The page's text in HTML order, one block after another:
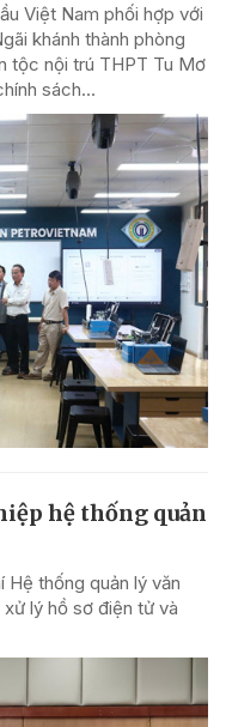
Việt Nam phối hợp với
khánh thành phòng
tộc nội trú THPT Tu Mơ
sách...
hệ thống quản
Hệ thống quản lý văn
lý hồ sơ điện tử và